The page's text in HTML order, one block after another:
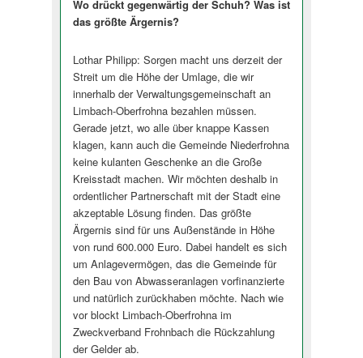
Wo drückt gegenwärtig der Schuh? Was ist
das größte Ärgernis?
Lothar Philipp: Sorgen macht uns derzeit der
Streit um die Höhe der Umlage, die wir
innerhalb der Verwaltungsgemeinschaft an
Limbach-Oberfrohna bezahlen müssen.
Gerade jetzt, wo alle über knappe Kassen
klagen, kann auch die Gemeinde Niederfrohna
keine kulanten Geschenke an die Große
Kreisstadt machen. Wir möchten deshalb in
ordentlicher Partnerschaft mit der Stadt eine
akzeptable Lösung finden. Das größte
Ärgernis sind für uns Außenstände in Höhe
von rund 600.000 Euro. Dabei handelt es sich
um Anlagevermögen, das die Gemeinde für
den Bau von Abwasseranlagen vorfinanzierte
und natürlich zurückhaben möchte. Nach wie
vor blockt Limbach-Oberfrohna im
Zweckverband Frohnbach die Rückzahlung
der Gelder ab.